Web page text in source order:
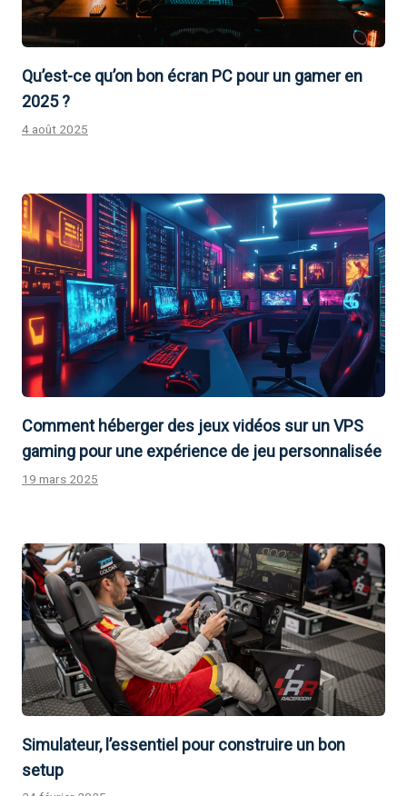
Qu’est-ce qu’on bon écran PC pour un gamer en
2025 ?
4 août 2025
Comment héberger des jeux vidéos sur un VPS
gaming pour une expérience de jeu personnalisée
19 mars 2025
Simulateur, l’essentiel pour construire un bon
setup